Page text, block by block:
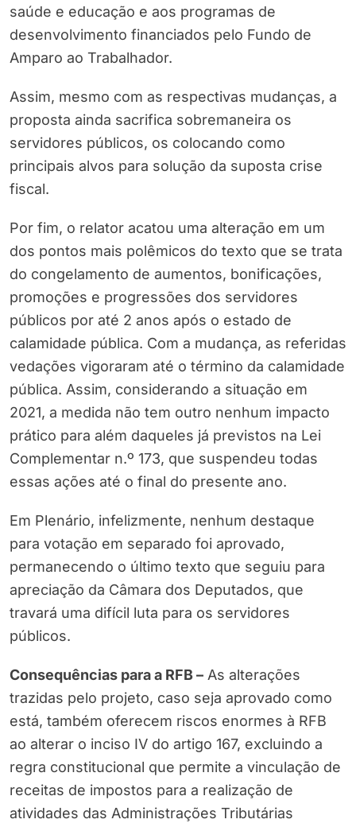
saúde e educação e aos programas de
desenvolvimento financiados pelo Fundo de
Amparo ao Trabalhador.
Assim, mesmo com as respectivas mudanças, a
proposta ainda sacrifica sobremaneira os
servidores públicos, os colocando como
principais alvos para solução da suposta crise
fiscal.
Por fim, o relator acatou uma alteração em um
dos pontos mais polêmicos do texto que se trata
do congelamento de aumentos, bonificações,
promoções e progressões dos servidores
públicos por até 2 anos após o estado de
calamidade pública. Com a mudança, as referidas
vedações vigoraram até o término da calamidade
pública. Assim, considerando a situação em
2021, a medida não tem outro nenhum impacto
prático para além daqueles já previstos na Lei
Complementar n.º 173, que suspendeu todas
essas ações até o final do presente ano.
Em Plenário, infelizmente, nenhum destaque
para votação em separado foi aprovado,
permanecendo o último texto que seguiu para
apreciação da Câmara dos Deputados, que
travará uma difícil luta para os servidores
públicos.
Consequências para a RFB – As alterações
trazidas pelo projeto, caso seja aprovado como
está, também oferecem riscos enormes à RFB
ao alterar o inciso IV do artigo 167, excluindo a
regra constitucional que permite a vinculação de
receitas de impostos para a realização de
atividades das Administrações Tributárias